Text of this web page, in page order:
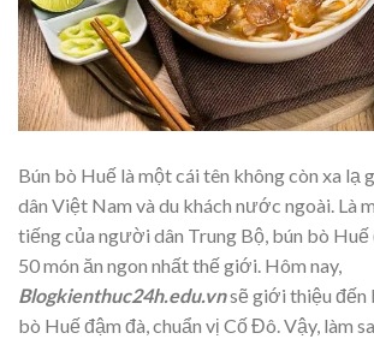
Bún bò Huế là một cái tên không còn xa lạ
dân Việt Nam và du khách nước ngoài. Là
tiếng của người dân Trung Bộ, bún bò
50 món ăn ngon nhất thế giới. Hôm nay,
Blogkienthuc24h.edu.vnsẽ giới thiệu đến
bò Huế đậm đà, chuẩn vị Cố Đô. Vậy, làm